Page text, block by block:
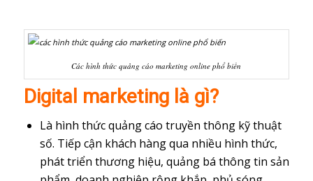
Các hình thức quảng cáo marketing online phổ biến
Digital marketing là gì?
Là hình thức quảng cáo truyền thông kỹ thuật
số. Tiếp cận khách hàng qua nhiều hình thức,
phát triển thương hiệu, quảng bá thông tin sản